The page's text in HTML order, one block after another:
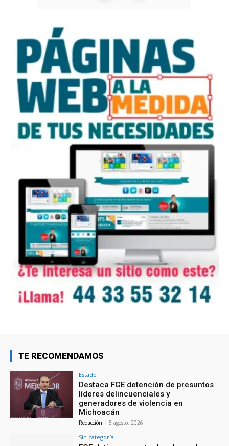
TE RECOMENDAMOS
Estado
Destaca FGE detención de presuntos
líderes delincuenciales y
generadores de violencia en
Michoacán
Redacción - 5 agosto, 2026
Sin categoría